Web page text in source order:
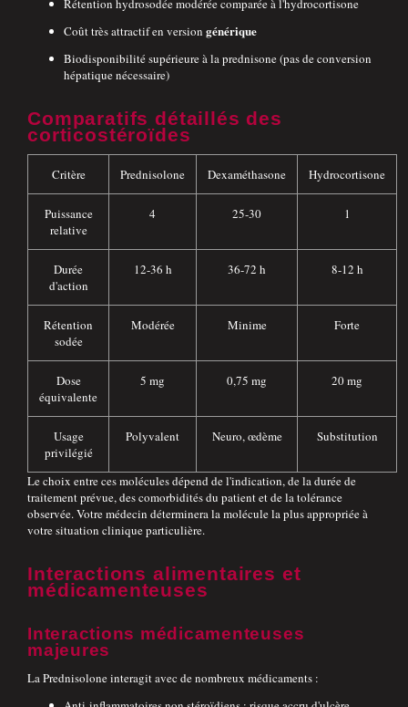
Rétention hydrosodée modérée comparée à l'hydrocortisone
Coût très attractif en version générique
Biodisponibilité supérieure à la prednisone (pas de conversion
hépatique nécessaire)
Comparatifs détaillés des
corticostéroïdes
Critère Prednisolone Dexaméthasone Hydrocortisone
Puissance
relative
4 25-30 1
Durée
d'action
12-36 h 36-72 h 8-12 h
Rétention
sodée
Modérée Minime Forte
Dose
équivalente
5 mg 0,75 mg 20 mg
Usage
privilégié
Polyvalent Neuro, œdème Substitution
Le choix entre ces molécules dépend de l'indication, de la durée de
traitement prévue, des comorbidités du patient et de la tolérance
observée. Votre médecin déterminera la molécule la plus appropriée à
votre situation clinique particulière.
Interactions alimentaires et
médicamenteuses
Interactions médicamenteuses
majeures
La Prednisolone interagit avec de nombreux médicaments :